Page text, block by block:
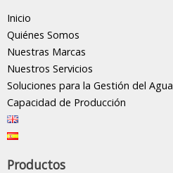
Inicio
Quiénes Somos
Nuestras Marcas
Nuestros Servicios
Soluciones para la Gestión del Agua
Capacidad de Producción
Productos